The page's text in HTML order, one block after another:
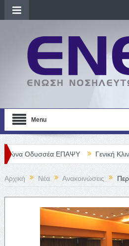
Menu
ΕΠΑΨΥ Γενική Κλινική
Αρχική Νέα Ανακοινώσεις